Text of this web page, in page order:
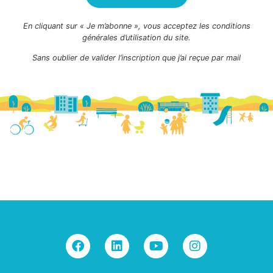
En cliquant sur « Je m’abonne », vous acceptez les conditions
générales d’utilisation du site.
Sans oublier de valider l’inscription que j’ai reçue par mail